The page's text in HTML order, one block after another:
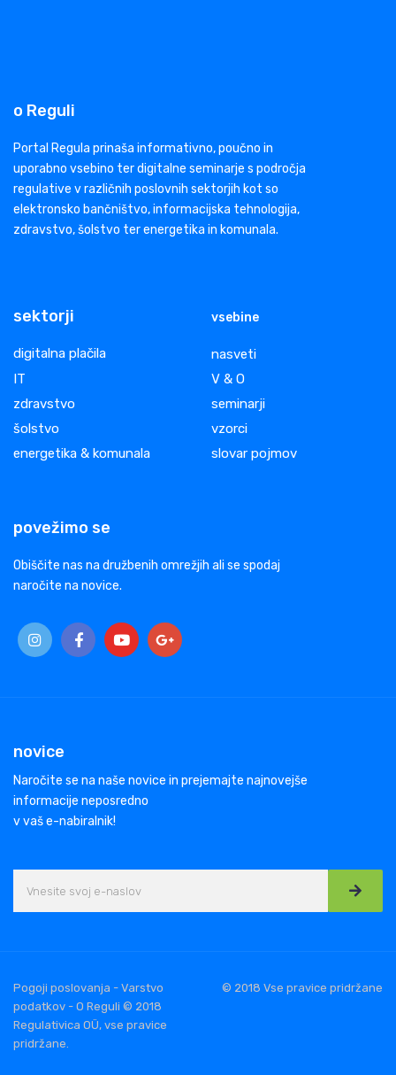
o Reguli
Portal Regula prinaša informativno, poučno in
uporabno vsebino ter digitalne seminarje s področja
regulative v različnih poslovnih sektorjih kot so
elektronsko bančništvo, informacijska tehnologija,
zdravstvo, šolstvo ter energetika in komunala.
sektorji
digitalna plačila
IT
zdravstvo
šolstvo
energetika & komunala
vsebine
nasveti
V & O
seminarji
vzorci
slovar pojmov
povežimo se
Obiščite nas na družbenih omrežjih ali se spodaj
naročite na novice.
novice
Naročite se na naše novice in prejemajte najnovejše
informacije neposredno
v vaš e-nabiralnik!
Pogoji poslovanja - Varstvo
podatkov - O Reguli © 2018
Regulativica OÜ, vse pravice
pridržane.
© 2018 Vse pravice pridržane